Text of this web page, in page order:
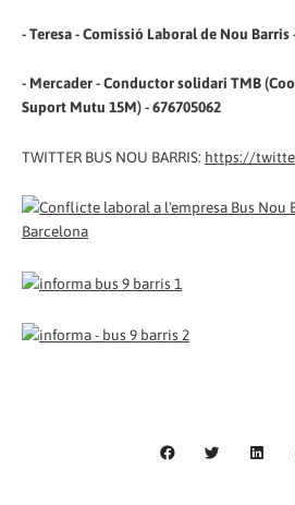
- Teresa - Comissió Laboral de Nou Barris
- Mercader - Conductor solidari TMB
Suport Mutu 15M) - 676705062
TWITTER BUS NOU BARRIS: https://